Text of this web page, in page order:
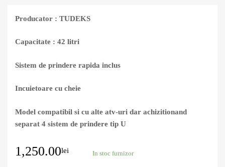
Producator : TUDEKS
Capacitate : 42 litri
Sistem de prindere rapida inclus
Incuietoare cu cheie
Model compatibil si cu alte atv-uri dar achizitionand
separat 4 sistem de prindere tip U
1,250.00lei In stoc furnizor